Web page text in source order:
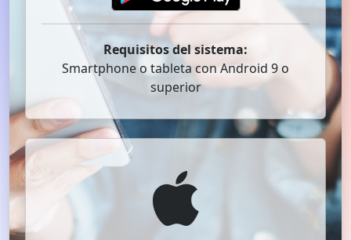
Requisitos del sistema:
Smartphone o tableta con Android 9 o
superior